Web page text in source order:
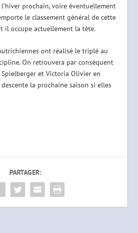
l’hiver prochain, voire éventuellement
le classement général de cette
il occupe actuellement la tête.
ont réalisé le triplé au
On retrouvera par conséquent
Spielberger et Victoria Olivier en
la prochaine saison si elles
PARTAGER: